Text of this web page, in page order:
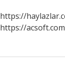
https://
https://